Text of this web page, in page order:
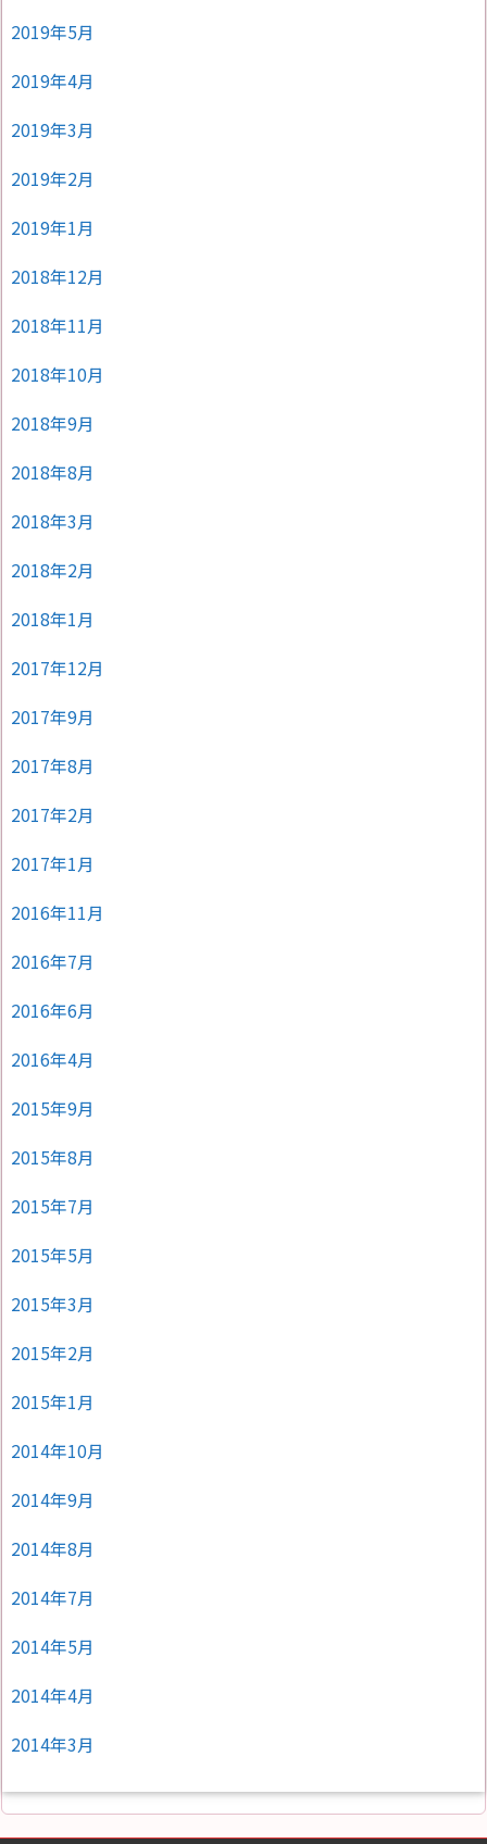
2019年5月
2019年4月
2019年3月
2019年2月
2019年1月
2018年12月
2018年11月
2018年10月
2018年9月
2018年8月
2018年3月
2018年2月
2018年1月
2017年12月
2017年9月
2017年8月
2017年2月
2017年1月
2016年11月
2016年7月
2016年6月
2016年4月
2015年9月
2015年8月
2015年7月
2015年5月
2015年3月
2015年2月
2015年1月
2014年10月
2014年9月
2014年8月
2014年7月
2014年5月
2014年4月
2014年3月